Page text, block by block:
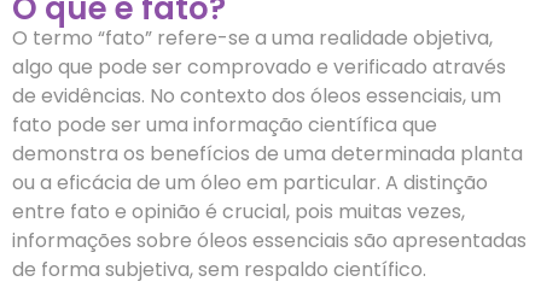
O termo “fato” refere-se a uma realidade objetiva,
algo que pode ser comprovado e verificado através
de evidências. No contexto dos óleos essenciais, um
fato pode ser uma informação científica que
demonstra os benefícios de uma determinada planta
ou a eficácia de um óleo em particular. A distinção
entre fato e opinião é crucial, pois muitas vezes,
informações sobre óleos essenciais são apresentadas
de forma subjetiva, sem respaldo científico.